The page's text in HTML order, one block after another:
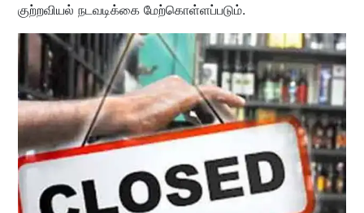
குற்றவியல் நடவடிக்கை மேற்கொள்ளப்படும்.